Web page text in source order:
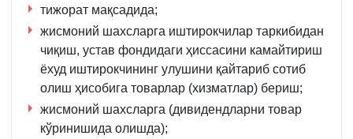
тижорат мақсадида;
жисмоний шахсларга иштирокчилар таркибидан
чиқиш, устав фондидаги ҳиссасини камайтириш
ёхуд иштирокчининг улушини қайтариб сотиб
олиш ҳисобига товарлар (хизматлар) бериш;
жисмоний шахсларга (дивидендларни товар
кўринишида олишда);